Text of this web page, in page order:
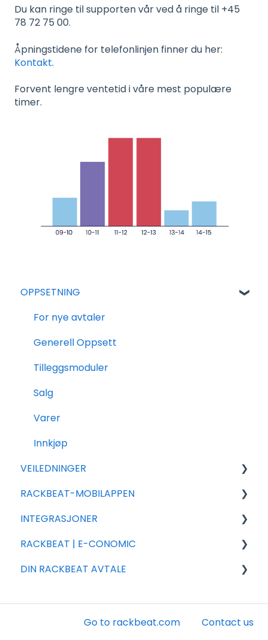
Du kan ringe til supporten vår ved å ringe til +45
78 72 75 00.
Åpningstidene for telefonlinjen finner du her:
Kontakt.
Forvent lengre ventetid i våre mest populære
timer.
OPPSETNING
For nye avtaler
Generell Oppsett
Tilleggsmoduler
Salg
Varer
Innkjøp
VEILEDNINGER
Eksport
Import
Rackbeat
Rapportering
RACKBEAT-MOBILAPPEN
Rackbeat
INTEGRASJONER
Integrasjons partnere
Shopify
Shipmondo
RACKBEAT | E-CONOMIC
Ofte stillede spørsmål
DIN RACKBEAT AVTALE
Go to rackbeat.com Contact us